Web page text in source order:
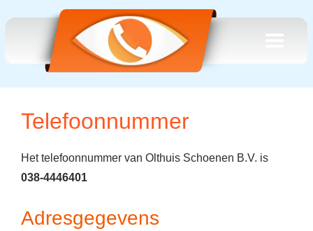
Telefoonnummer
Het telefoonnummer van Olthuis Schoenen B.V. is
038-4446401
Adresgegevens